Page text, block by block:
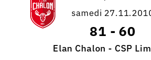
samedi
81 - 60
Elan Chalon - CSP